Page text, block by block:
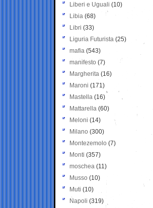
Liberi e Uguali (10)
Libia (68)
Libri (33)
Liguria Futurista (25)
mafia (543)
manifesto (7)
Margherita (16)
Maroni (171)
Mastella (16)
Mattarella (60)
Meloni (14)
Milano (300)
Montezemolo (7)
Monti (357)
moschea (11)
Musso (10)
Muti (10)
Napoli (319)